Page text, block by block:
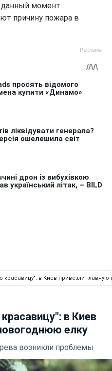
момент
причину пожара в
красавицу": в Киев привезли
в Киев
елку
возникли проблемы